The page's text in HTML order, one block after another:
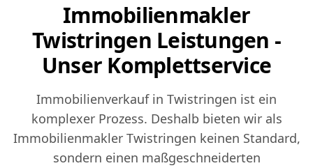
Immobilienmakler
Twistringen Leistungen -
Unser Komplettservice
Immobilienverkauf in Twistringen ist ein
komplexer Prozess. Deshalb bieten wir als
Immobilienmakler Twistringen keinen Standard,
sondern einen maßgeschneiderten